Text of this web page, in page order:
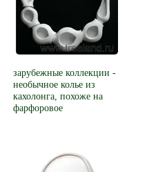
зарубежные коллекции -
необычное колье из
кахолонга, похоже на
фарфоровое